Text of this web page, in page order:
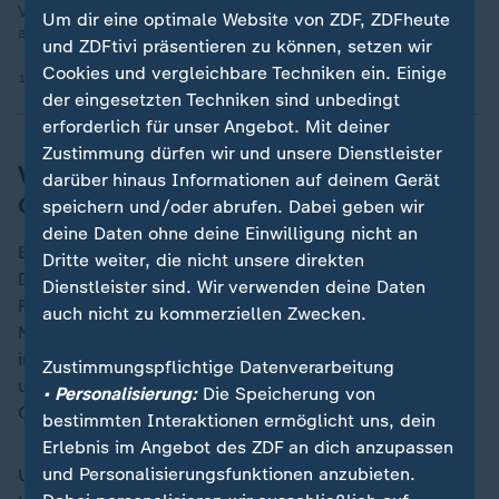
Venezolaner die riskante Rückkehr in ihre Heimat – oft auf
abenteuerlichen Wegen.
14.01.2026 | 6:46 min
Von der Haftanstalt zum
Gemeindezentrum
El Helicoide gilt als Symbol staatlicher Repression.
Dort sollen Agenten des Geheimdienstes Sebin
Regierungsgegner misshandelt und gefoltert haben.
Nun soll die Einrichtung in Caracas den Angaben nach
in ein Sozial-, Sport-, Kultur- und Einkaufszentrum
umgewandelt werden. Rodríguez sprach von einem
Gemeindezentrum für Polizei und Anwohner.
Ursprünglich war der Komplex in den 1950ern als ein
Um dir eine optimale Website von ZDF, ZDFheute
und ZDFtivi präsentieren zu können, setzen wir
Cookies und vergleichbare Techniken ein. Einige
der eingesetzten Techniken sind unbedingt
erforderlich für unser Angebot. Mit deiner
Zustimmung dürfen wir und unsere Dienstleister
darüber hinaus Informationen auf deinem Gerät
speichern und/oder abrufen. Dabei geben wir
deine Daten ohne deine Einwilligung nicht an
Dritte weiter, die nicht unsere direkten
Dienstleister sind. Wir verwenden deine Daten
auch nicht zu kommerziellen Zwecken.
Zustimmungspflichtige Datenverarbeitung
• Personalisierung:Die Speicherung von
bestimmten Interaktionen ermöglicht uns, dein
Erlebnis im Angebot des ZDF an dich anzupassen
und Personalisierungsfunktionen anzubieten.